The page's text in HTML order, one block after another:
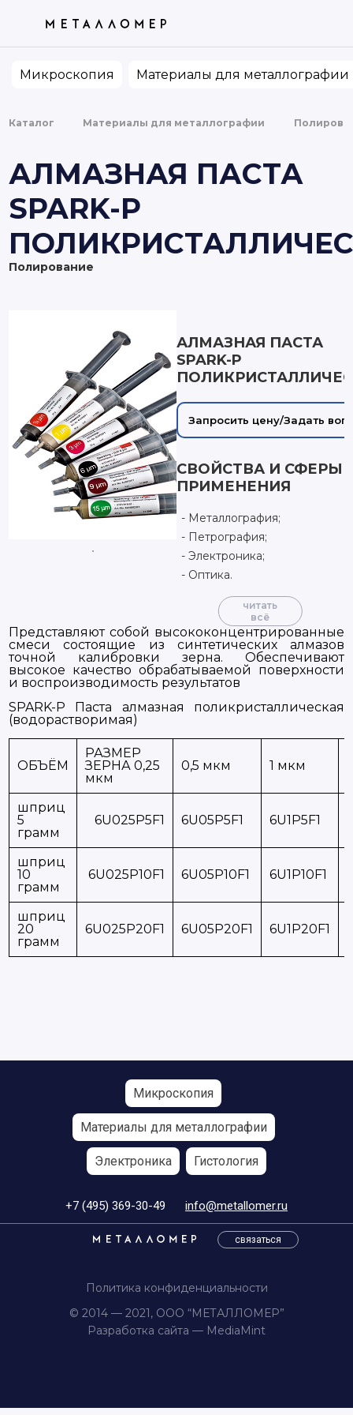
ПОПРОБУЙТЕ ИЗМЕНИТЬ ФРАЗУ
Микроскопия Материалы для металлографии
Каталог Материалы для металлографии
АЛМАЗНАЯ ПАСТА
SPARK-P
Полирование
АЛМАЗНАЯ ПАСТА
SPARK-P
Запросить цену/Задать
СВОЙСТВА И СФЕРЫ
ПРИМЕНЕНИЯ
Металлография;
Петрография;
Электроника;
Оптика.
читать
всё
Представляют собой высококонцентрированные
смеси состоящие из синтетических алмазов
точной калибровки зерна. Обеспечивают
высокое качество обрабатываемой поверхности
и воспроизводимость результатов
SPARK-P Паста алмазная поликристаллическая
(водорастворимая)
ОБЪЁМ
РАЗМЕР
ЗЕРНА 0,25
мкм
0,5 мкм 1 мкм
шприц
5
грамм
6U025P5F1 6U05P5F1 6U1P5F1
шприц
10
грамм
6U025P10F1 6U05P10F1 6U1P10F1
шприц
20
грамм
6U025P20F1 6U05P20F1 6U1P20F1
Микроскопия
Материалы для металлографии
Электроника Гистология
+7 (495) 369-30-49 info@metallomer.ru
связаться
Политика конфиденциальности
© 2014 — 2021, ООО “МЕТАЛЛОМЕР”
Разработка сайта — MediaMint